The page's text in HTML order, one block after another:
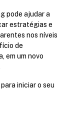
pode ajudar a
estratégias e
nos níveis
de
em um novo
iniciar o seu